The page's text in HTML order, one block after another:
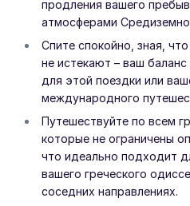
продления вашего
атмосферами
Спите спокойно, зная,
не истекают – ваш
для этой поездки или
международного
Путешествуйте по всем
которые не ограничены
что идеально подходит
вашего греческого
соседних направлениях.